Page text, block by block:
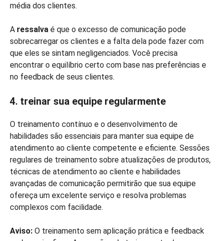
média dos clientes.
A ressalva é que o excesso de comunicação pode
sobrecarregar os clientes e a falta dela pode fazer com
que eles se sintam negligenciados. Você precisa
encontrar o equilíbrio certo com base nas preferências e
no feedback de seus clientes.
4. treinar sua equipe regularmente
O treinamento contínuo e o desenvolvimento de
habilidades são essenciais para manter sua equipe de
atendimento ao cliente competente e eficiente. Sessões
regulares de treinamento sobre atualizações de produtos,
técnicas de atendimento ao cliente e habilidades
avançadas de comunicação permitirão que sua equipe
ofereça um excelente serviço e resolva problemas
complexos com facilidade.
Aviso: O treinamento sem aplicação prática e feedback